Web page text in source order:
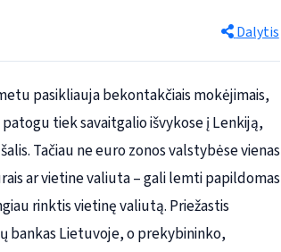
Dalytis
pasikliauja bekontakčiais mokėjimais,
tiek savaitgalio išvykose į Lenkiją,
Tačiau ne euro zonos valstybėse vienas
ar vietine valiuta – gali lemti papildomas
rinktis vietinę valiutą. Priežastis
bankas Lietuvoje, o prekybininko,